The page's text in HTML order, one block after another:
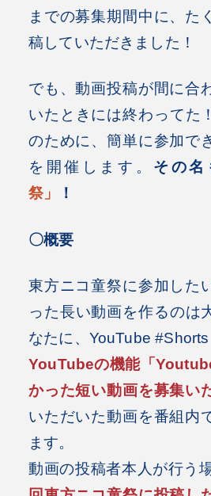
までの募集期間中に、た
稿していただきました！
でも、動画投稿が間に合
いたときには終わって
のために、簡単に参加で
を開催します。 その名
祭」
！
〇概要
東方ニコ童祭に参加した
った長い動画を作るの
なたに、YouTube #Shorts
YouTubeの機能「
かった短い動画を募集い
いただいた動画を番組内
ます。
動画の投稿者本人が行う